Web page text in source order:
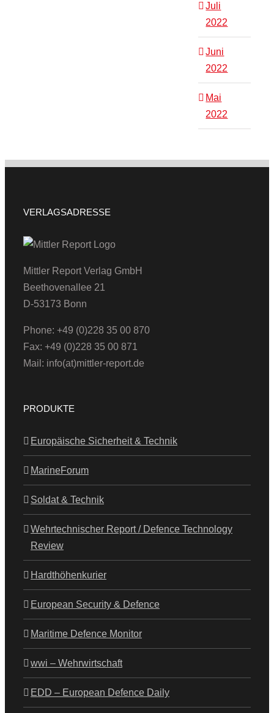
Juli
2022
Juni
2022
Mai
2022
VERLAGSADRESSE
Mittler Report Verlag GmbH
Beethovenallee 21
D-53173 Bonn
Phone: +49 (0)228 35 00 870
Fax: +49 (0)228 35 00 871
Mail: info(at)mittler-report.de
PRODUKTE
Europäische Sicherheit & Technik
MarineForum
Soldat & Technik
Wehrtechnischer Report / Defence Technology
Review
Hardthöhenkurier
European Security & Defence
Maritime Defence Monitor
wwi – Wehrwirtschaft
EDD – European Defence Daily